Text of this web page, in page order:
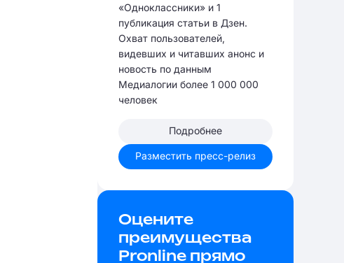
«Одноклассники» и 1
публикация статьи в Дзен.
Охват пользователей,
видевших и читавших анонс и
новость по данным
Медиалогии более 1 000 000
человек
Подробнее
Разместить пресс-релиз
Оцените
преимущества
Pronline прямо